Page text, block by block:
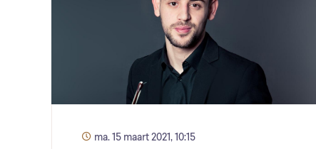
ma. 15 maart 2021, 10:15